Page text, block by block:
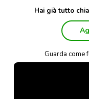
Hai già tutto
Guarda come